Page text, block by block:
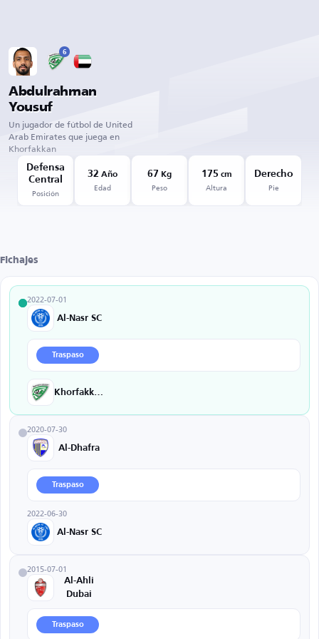
6
Abdulrahman
Yousuf
Un jugador de fútbol de United
Arab Emirates que juega en
Khorfakkan
Defensa
Central
Posición
32 Año
Edad
67 Kg
Peso
175 cm
Altura
Derecho
Pie
Fichajes
2022-07-01
Al-Nasr SC
Traspaso
2020-07-30
Al-Dhafra
Traspaso
2022-06-30
Al-Nasr SC
2015-07-01
Al-Ahli
Dubai
Traspaso